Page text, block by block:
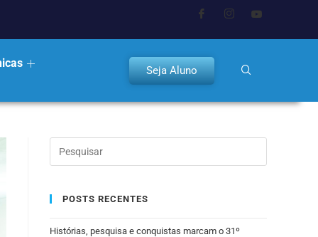
Seja Aluno
POSTS RECENTES
Histórias, pesquisa e conquistas marcam o 31º